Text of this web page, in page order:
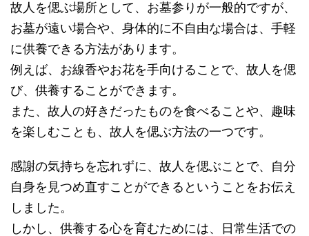
故人を偲ぶ場所として、お墓参りが一般的ですが、
お墓が遠い場合や、身体的に不自由な場合は、手軽
に供養できる方法があります。
例えば、お線香やお花を手向けることで、故人を偲
び、供養することができます。
また、故人の好きだったものを食べることや、趣味
を楽しむことも、故人を偲ぶ方法の一つです。
感謝の気持ちを忘れずに、故人を偲ぶことで、自分
自身を見つめ直すことができるということをお伝え
しました。
しかし、供養する心を育むためには、日常生活での